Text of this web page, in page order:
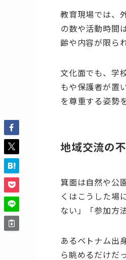
教育現場では、
の数や活動時間
齢や内容が限ら
文化面でも、学
もや保護者が置
を尊重する姿勢
地域交流の
箕面は自然や公
くはこうした場
ない」「参加方
あるベトナム出
ら眺めるだけだ